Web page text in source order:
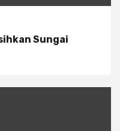
Sungai